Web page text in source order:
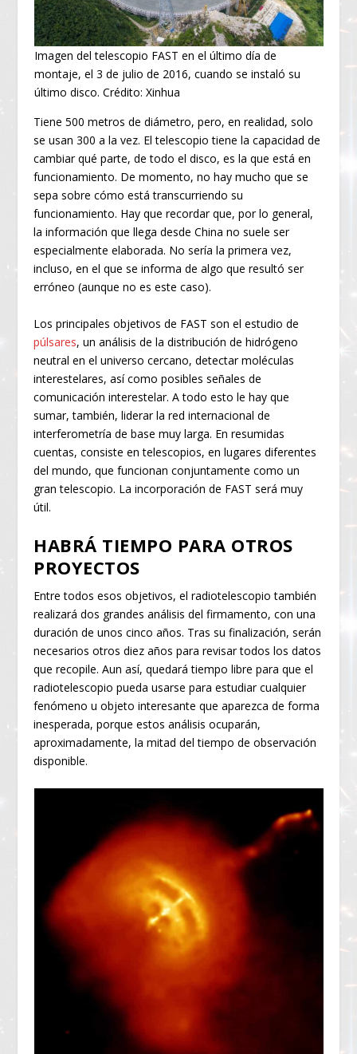
Imagen del telescopio FAST en el último día de
montaje, el 3 de julio de 2016, cuando se instaló su
último disco. Crédito: Xinhua
Tiene 500 metros de diámetro, pero, en realidad, solo
se usan 300 a la vez. El telescopio tiene la capacidad de
cambiar qué parte, de todo el disco, es la que está en
funcionamiento. De momento, no hay mucho que se
sepa sobre cómo está transcurriendo su
funcionamiento. Hay que recordar que, por lo general,
la información que llega desde China no suele ser
especialmente elaborada. No sería la primera vez,
incluso, en el que se informa de algo que resultó ser
erróneo (aunque no es este caso).
Los principales objetivos de FAST son el estudio de
púlsares, un análisis de la distribución de hidrógeno
neutral en el universo cercano, detectar moléculas
interestelares, así como posibles señales de
comunicación interestelar. A todo esto le hay que
sumar, también, liderar la red internacional de
interferometría de base muy larga. En resumidas
cuentas, consiste en telescopios, en lugares diferentes
del mundo, que funcionan conjuntamente como un
gran telescopio. La incorporación de FAST será muy
útil.
HABRÁ TIEMPO PARA OTROS
PROYECTOS
Entre todos esos objetivos, el radiotelescopio también
realizará dos grandes análisis del firmamento, con una
duración de unos cinco años. Tras su finalización, serán
necesarios otros diez años para revisar todos los datos
que recopile. Aun así, quedará tiempo libre para que el
radiotelescopio pueda usarse para estudiar cualquier
fenómeno u objeto interesante que aparezca de forma
inesperada, porque estos análisis ocuparán,
aproximadamente, la mitad del tiempo de observación
disponible.